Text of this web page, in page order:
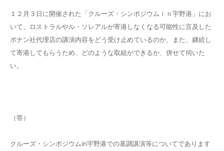
１２月３日に開催された「クルーズ・シンポジウムｉｎ宇野港」にお
いて、ロストラルやル・ソレアルが寄港しなくなる可能性に言及した
ポナン社代理店の講演内容をどう受け止めているのか、また、継続し
て寄港してもらうため、どのような取組ができるか、併せて伺いた
い。
（答）
クルーズ・シンポジウムin宇野港での基調講演等についてであります